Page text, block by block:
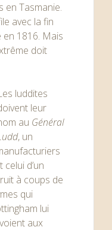
en Tasmanie.
avec la fin
1816. Mais
doit
luddites
leur
au Général
, un
d’un
à coups de
qui
lui
aux